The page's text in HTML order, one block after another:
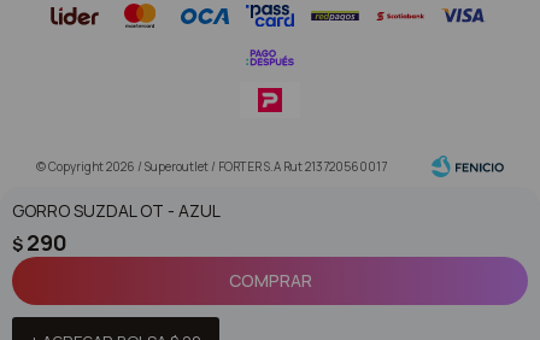
GORRO SUZDAL OT - AZUL
$ 290
COMPRAR
© Copyright 2026 / Superoutlet / FORTER S.A Rut 213720560017